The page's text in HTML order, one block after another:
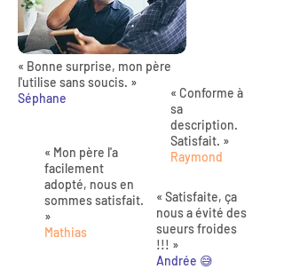
« Bonne surprise, mon père
l'utilise sans soucis. »
Séphane
« Mon père l'a
facilement
adopté, nous en
sommes satisfait.
»
Mathias
« Conforme à
sa
description.
Satisfait. »
Raymond
« Satisfaite, ça
nous a évité des
sueurs froides
!!! »
Andrée 😅